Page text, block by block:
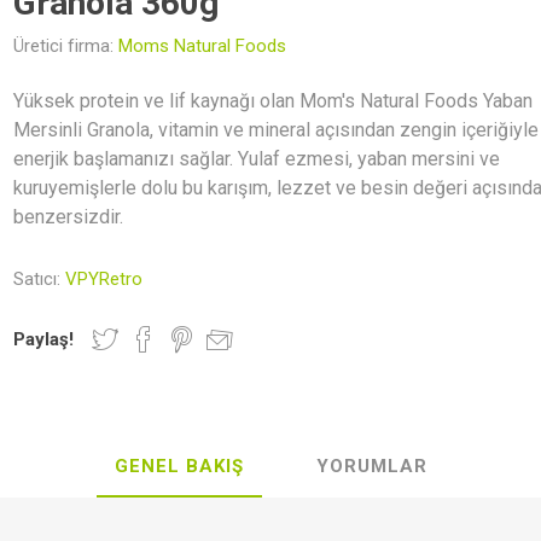
ve Mumlar Hediye Rehberi Vegan
Kahvaltılık Gevrekler Zeytinyağı
Kaplar Deodorantlar
Newer Foods Lethe Vegan
Üretici firma: Moms Natural Foods
Yüksek protein ve lif kaynağı olan Mom's Natural Foods Yaban
Mersinli Granola, vitamin ve mineral açısından zengin
enerjik başlamanızı sağlar. Yulaf ezmesi, yaban mersini ve
kuruyemişlerle dolu bu karışım, lezzet ve besin değeri
benzersizdir.
Satıcı: VPYRetro
Paylaş!
GENEL BAKIŞ YORUMLAR